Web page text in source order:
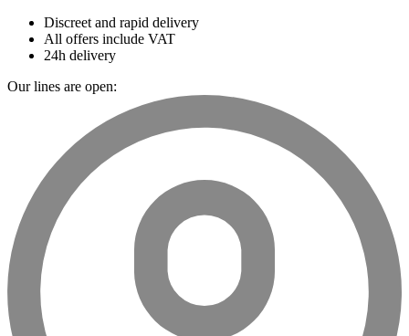
Discreet and rapid delivery
All offers include VAT
24h delivery
Our lines are open: